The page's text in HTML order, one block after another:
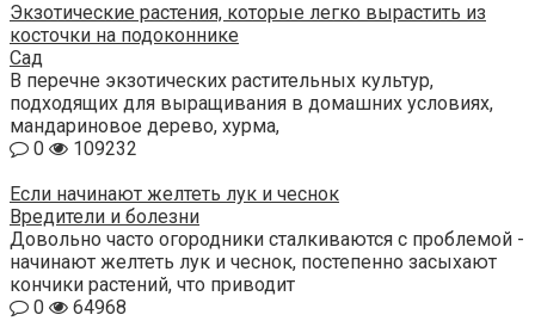
Экзотические растения, которые легко вырастить из
косточки на подоконнике
Сад
В перечне экзотических растительных культур,
подходящих для выращивания в домашних условиях,
мандариновое дерево, хурма,
0
109232
Если начинают желтеть лук и чеснок
Вредители и болезни
Довольно часто огородники сталкиваются с проблемой -
начинают желтеть лук и чеснок, постепенно засыхают
кончики растений, что приводит
0
64968